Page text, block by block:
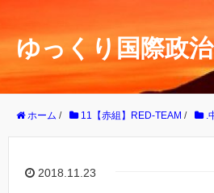
ゆっくり国際政
ホーム / 11【赤組】RED-TEAM / .
2018.11.23